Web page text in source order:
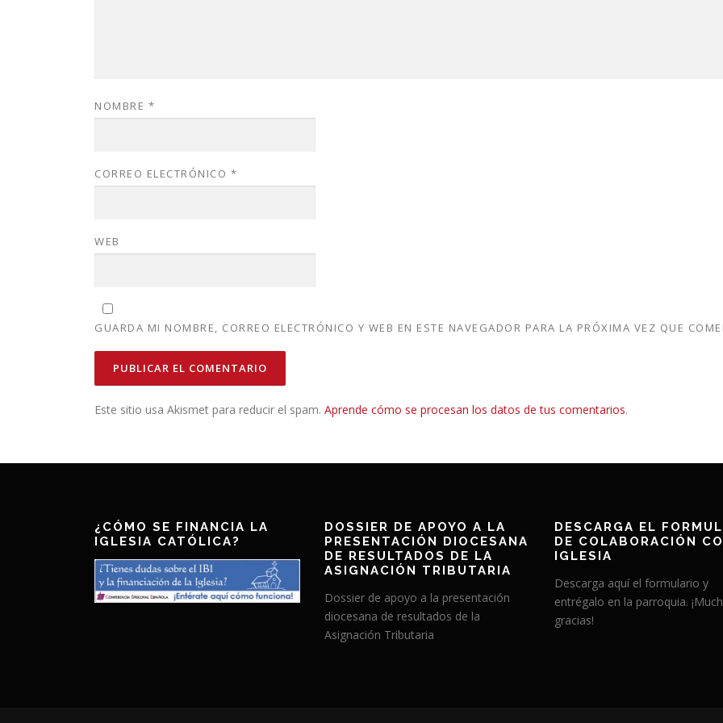
NOMBRE *
CORREO ELECTRÓNICO *
WEB
GUARDA MI NOMBRE, CORREO ELECTRÓNICO Y WEB EN ESTE NAVEGADOR PARA LA PRÓXIMA VEZ QUE
Este sitio usa Akismet para reducir el spam. Aprende cómo se procesan los datos de tus comentarios.
¿CÓMO SE FINANCIA LA
IGLESIA CATÓLICA?
DOSSIER DE APOYO A LA
PRESENTACIÓN DIOCESANA
DE RESULTADOS DE LA
ASIGNACIÓN TRIBUTARIA
Dossier de apoyo a la presentación
diocesana de resultados de la
Asignación Tributaria
DESCARGA EL
DE COLABORACIÓN
IGLESIA
Descarga aquí el formulario y
entrégalo en la parroquia.
gracias!